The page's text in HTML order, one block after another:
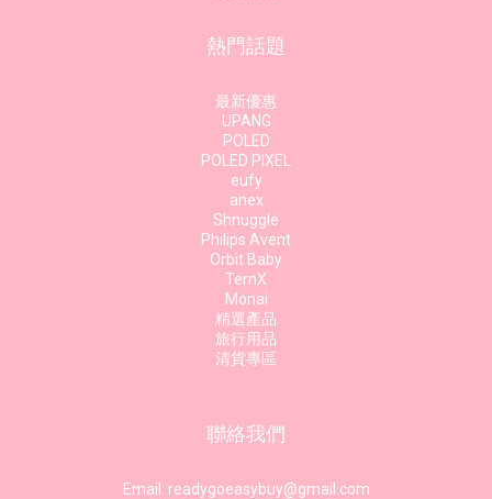
熱門話題
最新優惠
UPANG
POLED
POLED PIXEL
eufy
anex
Shnuggle
Philips Avent
Orbit Baby
TernX
Monai
精選產品
旅行用品
清貨專區
聯絡我們
Email: readygoeasybuy@gmail.com